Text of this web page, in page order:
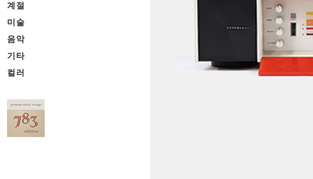
계절
미술
음악
기타
컬러